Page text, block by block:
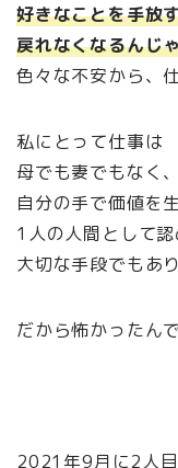
好きなことを手放
戻れなくなるんじ
色々な不安から、
私にとって仕事は
母でも妻でもなく、
自分の手で価値を
1人の人間として
大切な手段でもあ
だから怖かったんで
2021年9月に2人目